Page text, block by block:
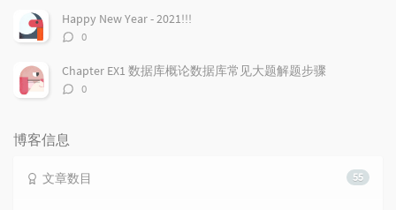
数：
Happy New Year - 2021!!!
评
数：
0
Chapter EX1 数据库概论数据库常见大题解题步骤
评
0
博客信息
55
文章数目